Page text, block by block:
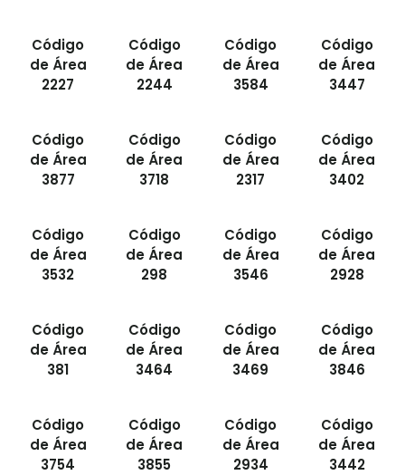
Código
de Área
2227
Código
de Área
2244
Código
de Área
3584
Código
de Área
3447
Código
de Área
3877
Código
de Área
3718
Código
de Área
2317
Código
de Área
3402
Código
de Área
3532
Código
de Área
298
Código
de Área
3546
Código
de Área
2928
Código
de Área
381
Código
de Área
3464
Código
de Área
3469
Código
de Área
3846
Código
de Área
3754
Código
de Área
3855
Código
de Área
2934
Código
de Área
3442